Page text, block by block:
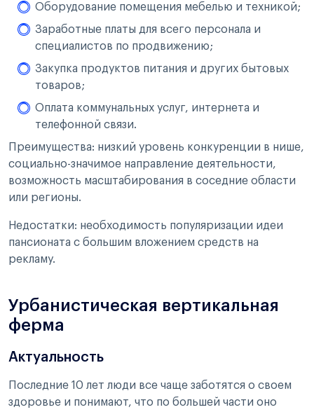
Оборудование помещения мебелью и техникой;
Заработные платы для всего персонала и
специалистов по продвижению;
Закупка продуктов питания и других бытовых
товаров;
Оплата коммунальных услуг, интернета и
телефонной связи.
Преимущества: низкий уровень конкуренции в нише,
социально-значимое направление деятельности,
возможность масштабирования в соседние области
или регионы.
Недостатки: необходимость популяризации идеи
пансионата с большим вложением средств на
рекламу.
Урбанистическая вертикальная
ферма
Актуальность
Последние 10 лет люди все чаще заботятся о своем
здоровье и понимают, что по большей части оно